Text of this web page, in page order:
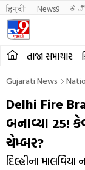
हिन्दी News9
તાજા સમાચાર
Gujarati News
Delhi Fire
બનાવ્યા 25!
ચેમ્બર?
દિલ્હીના